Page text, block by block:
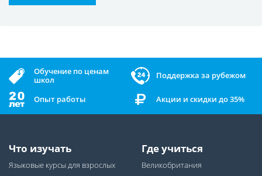
Обучение по ценам
школ
Поддержка за рубежом
Опыт работы Акции и скидки до 35%
Что изучать
Языковые курсы для взрослых
Где учиться
Великобритания